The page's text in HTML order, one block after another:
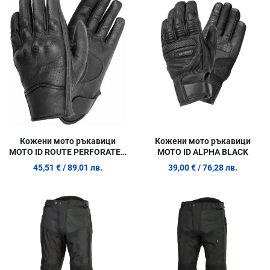
Сравни продукт
Quick View
Кожени мото ръкавици
MOTO ID ROUTE PERFORATED
BLACK
45,51 € / 89,01 лв.
Кожени мото ръкавици
MOTO ID ALPHA BLACK
39,00 € / 76,28 лв.
Добави в любими
Сравни продукт